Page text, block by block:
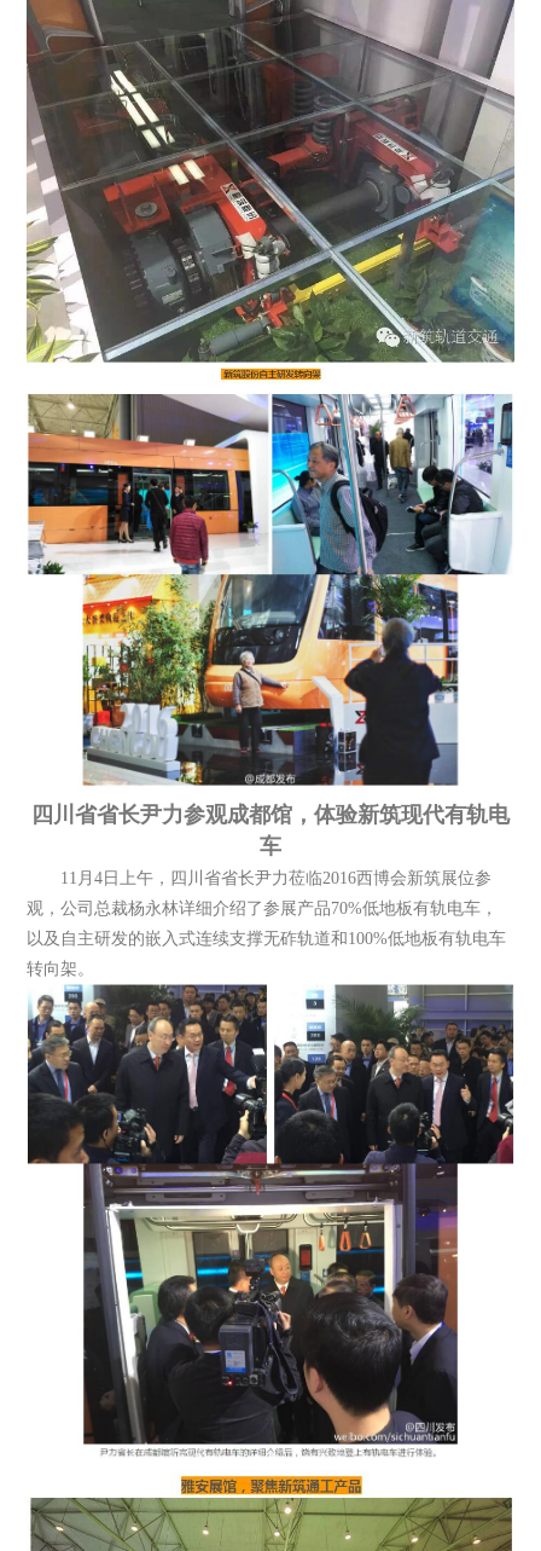
四川省省长尹力参观成都馆，体验新筑现代有轨电
车
11月4日上午，四川省省长尹力莅临2016西博会新筑展位参
观，公司总裁杨永林详细介绍了参展产品70%低地板有轨电车，
以及自主研发的嵌入式连续支撑无砟轨道和100%低地板有轨电车
转向架。